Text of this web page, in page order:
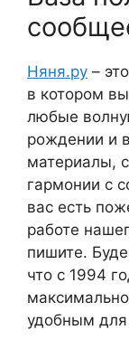
Няня.ру –
в котором
любые
рождении и
материалы,
гармонии с
вас есть
работе
пишите.
что c 1994
удобным для